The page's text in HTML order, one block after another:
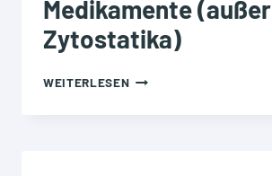
Medikamente (außer
Zytostatika)
WEITERLESENMEDIKAMENTE